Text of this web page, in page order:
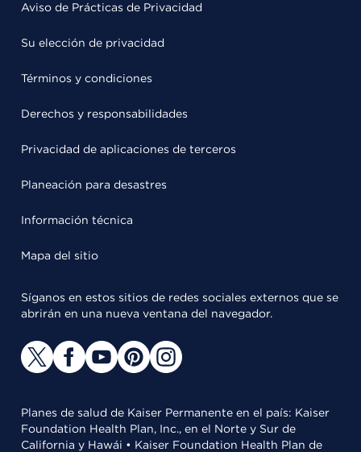
Aviso de Prácticas de Privacidad
Su elección de privacidad
Términos y condiciones
Derechos y responsabilidades
Privacidad de aplicaciones de terceros
Planeación para desastres
Información técnica
Mapa del sitio
Síganos en estos sitios de redes sociales externos que se
abrirán en una nueva ventana del navegador.
Planes de salud de Kaiser Permanente en el país: Kaiser
Foundation Health Plan, Inc., en el Norte y Sur de
California y Hawái • Kaiser Foundation Health Plan de